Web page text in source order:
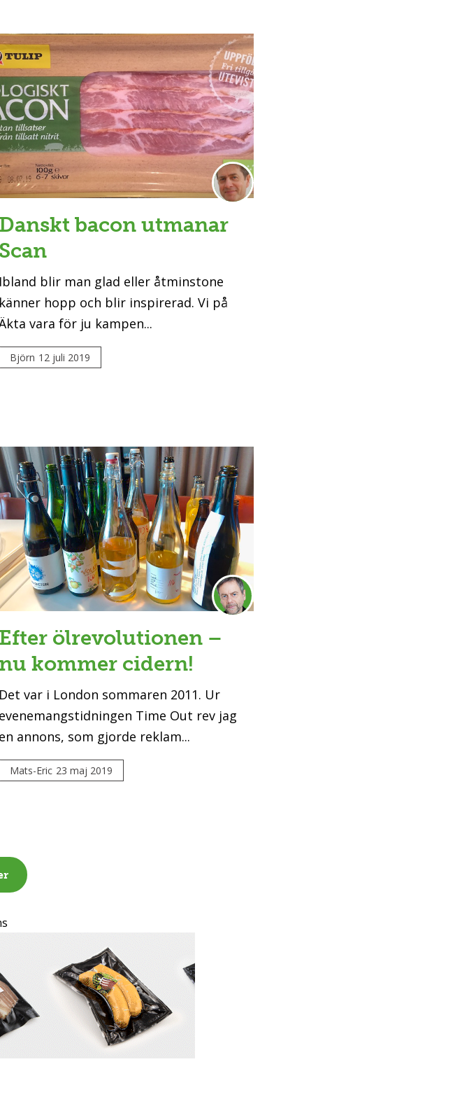
Danskt bacon utmanar
Scan
Ibland blir man glad eller åtminstone
känner hopp och blir inspirerad. Vi på
vara för ju kampen...
Björn 12 juli 2019
Efter ölrevolutionen –
nu kommer cidern!
Det var i London sommaren 2011. Ur
evenemangstidningen Time Out rev jag
en annons, som gjorde reklam...
Mats-Eric 23 maj 2019